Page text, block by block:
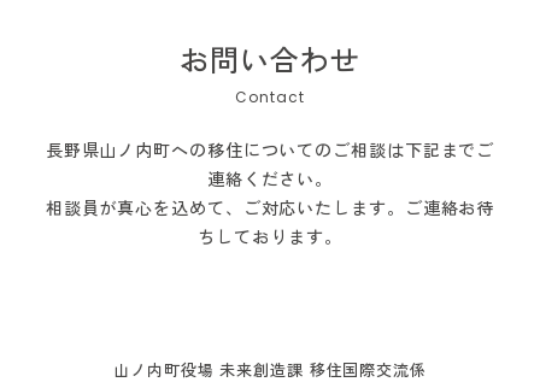
お問い合わせ
長野県山ノ内町への移住についてのご相談は下記までご
連絡ください。
相談員が真心を込めて、ご対応いたします。ご連絡お待
ちしております。
山ノ内町役場 未来創造課 移住国際交流係